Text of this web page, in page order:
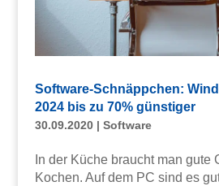
Software-Schnäppchen:
2024 bis zu 70% günstiger
30.09.2020| Software
In der Küche braucht man gute
Kochen. Auf dem PC sind es